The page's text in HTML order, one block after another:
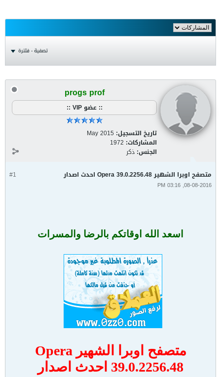
تصفية - فلترة
progs prof
:: عضو VIP ::
تاريخ التسجيل: May 2015
المشاركات: 1972
الجنس: ذكر
#1 متصفح اوبرا الشهير Opera 39.0.2256.48 احدث اصدار
08-08-2016, 03:16 PM
اسعد الله اوقاتكم بالرضا والمسرات
متصفح اوبرا الشهير Opera
39.0.2256.48 احدث اصدار